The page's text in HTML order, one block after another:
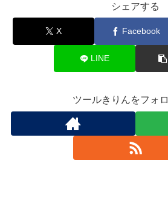
シェアする
X Facebook
LINE
ツールきりんをフォ